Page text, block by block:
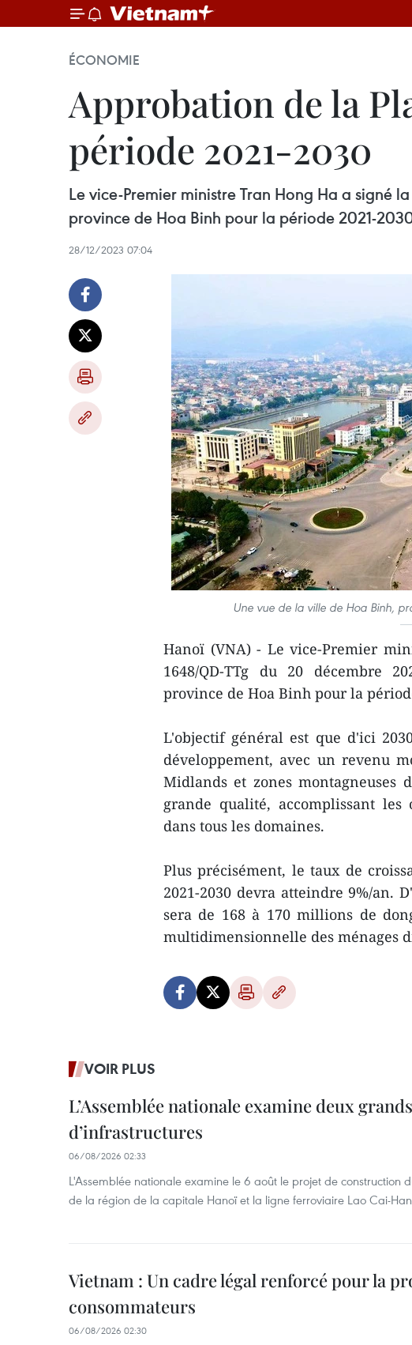
ÉCONOMIE
Approbation de la
période 2021-2030
Le vice-Premier ministre Tran Hong Ha a signé
province de Hoa Binh pour la période 2021-
28/12/2023 07:04
Une vue de la ville de Hoa Binh,
Hanoï (VNA) - Le vice-Premier
1648/QD-TTg du 20 décembre
province de Hoa Binh pour la
L'objectif général est que d'ici
développement, avec un revenu
Midlands et zones montagneuses
grande qualité, accomplissant
dans tous les domaines.
Plus précisément, le taux de
2021-2030 devra atteindre 9%/an.
sera de 168 à 170 millions de
multidimensionnelle des ménages
VOIR PLUS
L’Assemblée nationale examine deux
d’infrastructures
06/08/2026 02:33
L'Assemblée nationale examine le 6 août le projet de construction
de la région de la capitale Hanoï et la ligne ferroviaire Lao Cai-
Vietnam : Un cadre légal renforcé pour la
consommateurs
06/08/2026 02:30